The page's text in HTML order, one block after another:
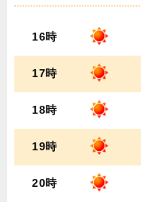
16時
17時
18時
19時
20時